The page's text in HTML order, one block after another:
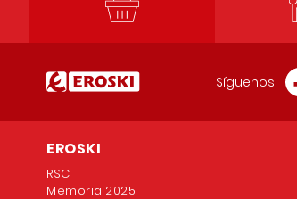
Síguenos
EROSKI
RSC
Memoria 2025